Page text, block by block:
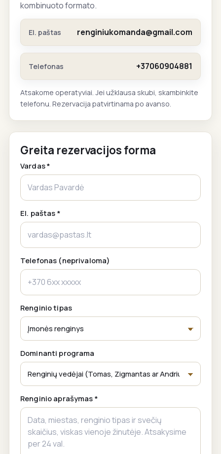
kombinuoto formato.
El. paštas renginiukomanda@gmail.com
Telefonas +37060904881
Atsakome operatyviai. Jei užklausa skubi, skambinkite
telefonu. Rezervacija patvirtinama po avanso.
Greita rezervacijos forma
Vardas *
El. paštas *
Telefonas (neprivaloma)
Renginio tipas
Dominanti programa
Renginio aprašymas *